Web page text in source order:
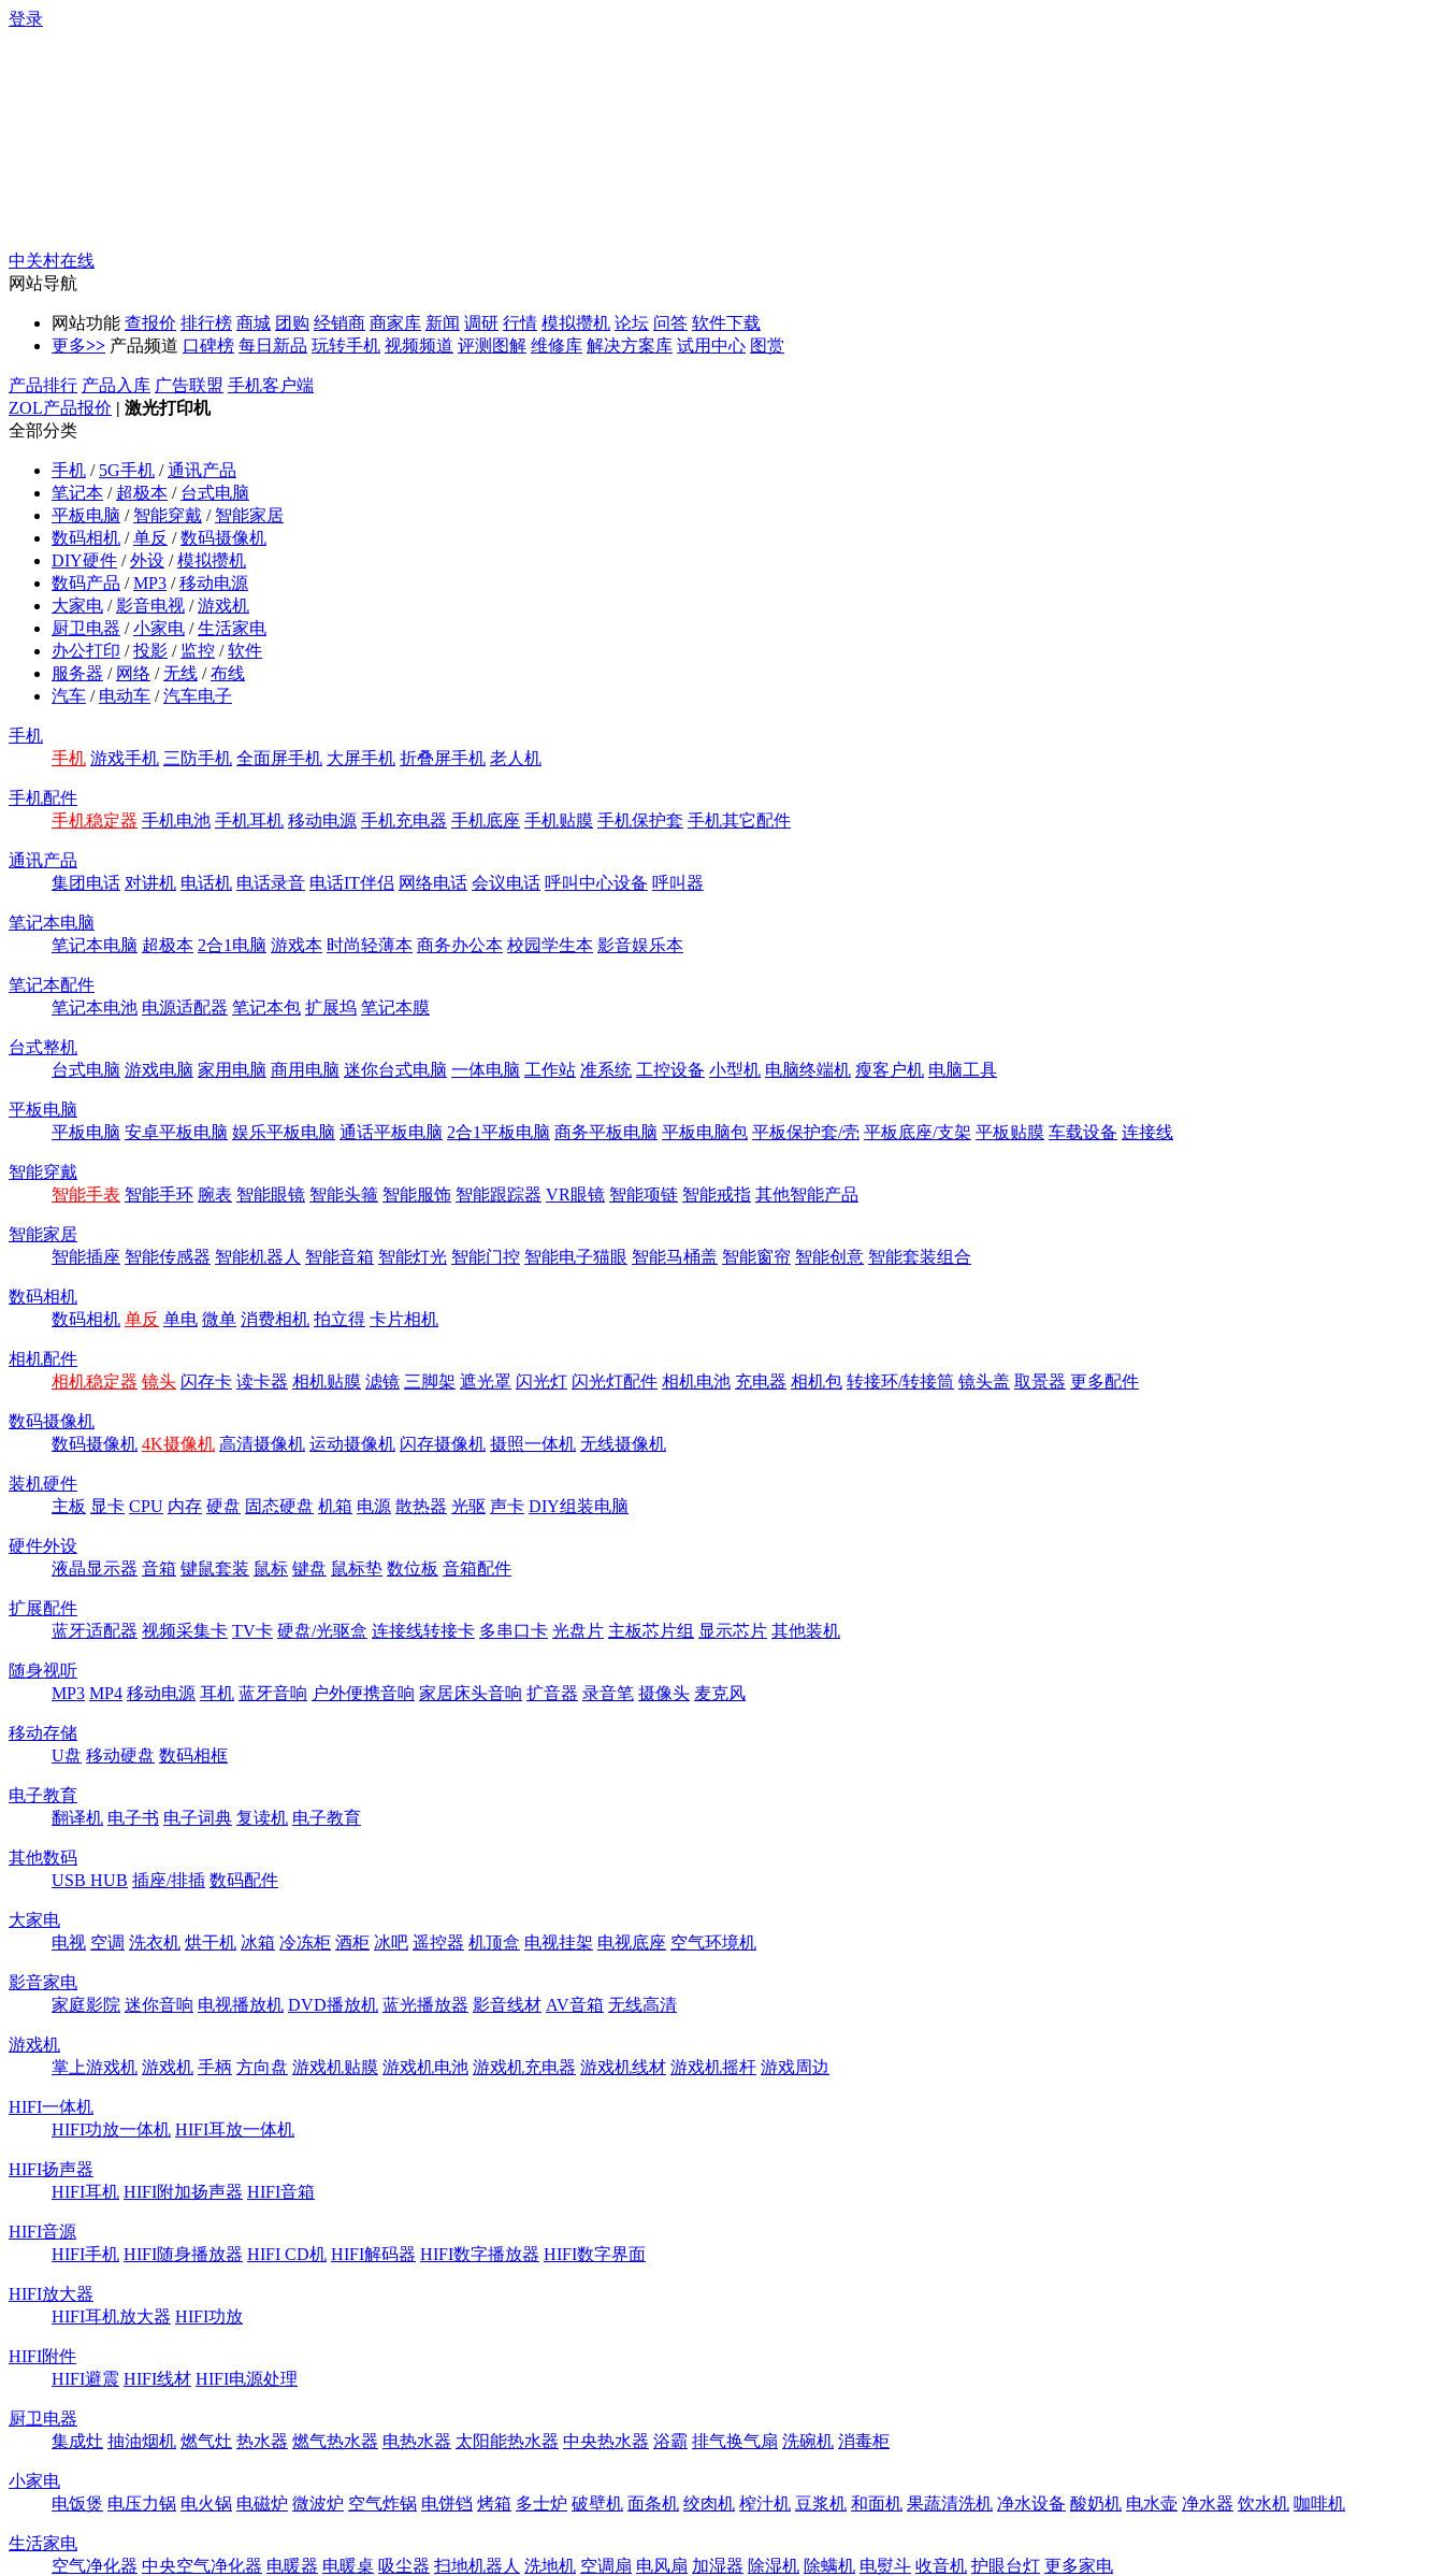
登录
中关村在线
网站导航
网站功能 查报价 排行榜 商城 团购 经销商 商家库 新闻 调研 行情 模拟攒机 论坛 问答 软件下载
更多>> 产品频道 口碑榜 每日新品 玩转手机 视频频道 评测图解 维修库 解决方案库 试用中心 图赏
产品排行 产品入库 广告联盟 手机客户端
ZOL产品报价 | 激光打印机
全部分类
手机 / 5G手机 /通讯产品
笔记本 / 超极本 / 台式电脑
平板电脑 / 智能穿戴 / 智能家居
数码相机 /单反 /数码摄像机
DIY硬件 /外设 /模拟攒机
数码产品 /MP3 /移动电源
大家电 /影音电视 /游戏机
厨卫电器 /小家电 /生活家电
办公打印 /投影 / 监控 /软件
服务器 / 网络 /无线 /布线
汽车 / 电动车 /汽车电子
手机
手机 游戏手机 三防手机 全面屏手机 大屏手机 折叠屏手机 老人机
手机配件
手机稳定器 手机电池 手机耳机 移动电源 手机充电器 手机底座 手机贴膜 手机保护套 手机其它配件
通讯产品
集团电话 对讲机 电话机 电话录音 电话IT伴侣 网络电话 会议电话 呼叫中心设备 呼叫器
笔记本电脑
笔记本电脑 超极本 2合1电脑 游戏本 时尚轻薄本 商务办公本 校园学生本 影音娱乐本
笔记本配件
笔记本电池 电源适配器 笔记本包 扩展坞 笔记本膜
台式整机
台式电脑 游戏电脑 家用电脑 商用电脑 迷你台式电脑 一体电脑 工作站 准系统 工控设备 小型机 电脑终端机 瘦客户机 电脑工具
平板电脑
平板电脑 安卓平板电脑 娱乐平板电脑 通话平板电脑 2合1平板电脑 商务平板电脑 平板电脑包 平板保护套/壳 平板底座/支架 平板贴膜 车载设备 连接线
智能穿戴
智能手表 智能手环 腕表 智能眼镜 智能头箍 智能服饰 智能跟踪器 VR眼镜 智能项链 智能戒指 其他智能产品
智能家居
智能插座 智能传感器 智能机器人 智能音箱 智能灯光 智能门控 智能电子猫眼 智能马桶盖 智能窗帘 智能创意 智能套装组合
数码相机
数码相机 单反 单电 微单 消费相机 拍立得 卡片相机
相机配件
相机稳定器 镜头 闪存卡 读卡器 相机贴膜 滤镜 三脚架 遮光罩 闪光灯 闪光灯配件 相机电池 充电器 相机包 转接环/转接筒 镜头盖 取景器 更多配件
数码摄像机
数码摄像机 4K摄像机 高清摄像机 运动摄像机 闪存摄像机 摄照一体机 无线摄像机
装机硬件
主板 显卡 CPU 内存 硬盘 固态硬盘 机箱 电源 散热器 光驱 声卡 DIY组装电脑
硬件外设
液晶显示器 音箱 键鼠套装 鼠标 键盘 鼠标垫 数位板 音箱配件
扩展配件
蓝牙适配器 视频采集卡 TV卡 硬盘/光驱盒 连接线转接卡 多串口卡 光盘片 主板芯片组 显示芯片 其他装机
随身视听
MP3 MP4 移动电源 耳机 蓝牙音响 户外便携音响 家居床头音响 扩音器 录音笔 摄像头 麦克风
移动存储
U盘 移动硬盘 数码相框
电子教育
翻译机 电子书 电子词典 复读机 电子教育
其他数码
USB HUB 插座/排插 数码配件
大家电
电视 空调 洗衣机 烘干机 冰箱 冷冻柜 酒柜 冰吧 遥控器 机顶盒 电视挂架 电视底座 空气环境机
影音家电
家庭影院 迷你音响 电视播放机 DVD播放机 蓝光播放器 影音线材 AV音箱 无线高清
游戏机
掌上游戏机 游戏机 手柄 方向盘 游戏机贴膜 游戏机电池 游戏机充电器 游戏机线材 游戏机摇杆 游戏周边
HIFI一体机
HIFI功放一体机 HIFI耳放一体机
HIFI扬声器
HIFI耳机 HIFI附加扬声器 HIFI音箱
HIFI音源
HIFI手机 HIFI随身播放器 HIFI CD机 HIFI解码器 HIFI数字播放器 HIFI数字界面
HIFI放大器
HIFI耳机放大器 HIFI功放
HIFI附件
HIFI避震 HIFI线材 HIFI电源处理
厨卫电器
集成灶 抽油烟机 燃气灶 热水器 燃气热水器 电热水器 太阳能热水器 中央热水器 浴霸 排气换气扇 洗碗机 消毒柜
小家电
电饭煲 电压力锅 电火锅 电磁炉 微波炉 空气炸锅 电饼铛 烤箱 多士炉 破壁机 面条机 绞肉机 榨汁机 豆浆机 和面机 果蔬清洗机 净水设备 酸奶机 电水壶 净水器 饮水机 咖啡机
生活家电
空气净化器 中央空气净化器 电暖器 电暖桌 吸尘器 扫地机器人 洗地机 空调扇 电风扇 加湿器 除湿机 除螨机 电熨斗 收音机 护眼台灯 更多家电